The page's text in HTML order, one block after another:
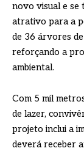
novo visual e se
atrativo para a
de 36 árvores
reforçando a
ambiental.
Com 5 mil
de lazer,
projeto inclui a
deverá receber